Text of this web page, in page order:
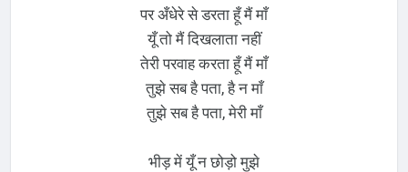
पर अँधेरे से डरता हूँ मैं माँ
यूँ तो मैं दिखलाता नहीं
तेरी परवाह करता हूँ मैं माँ
तुझे सब है पता, है न माँ
तुझे सब है पता, मेरी माँ
भीड़ में यूँ न छोड़ो मुझे